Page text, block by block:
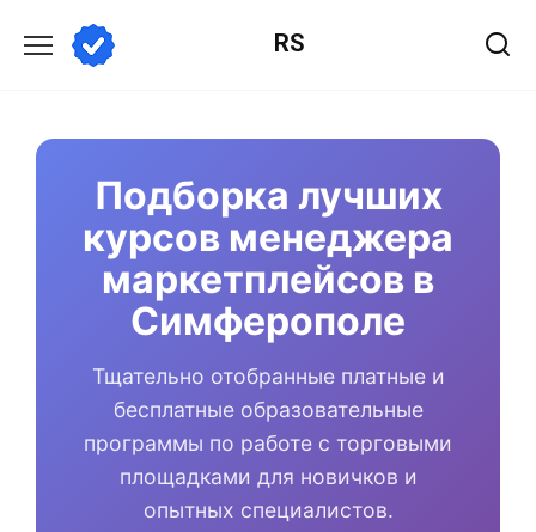
содержанию
RS
Подборка лучших
курсов менеджера
маркетплейсов в
Симферополе
Тщательно отобранные платные и
бесплатные образовательные
программы по работе с торговыми
площадками для новичков и
опытных специалистов.